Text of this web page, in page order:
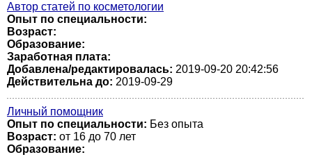
Автор статей по косметологии
Опыт по специальности:
Возраст:
Образование:
Заработная плата:
Добавлена/редактировалась: 2019-09-20 20:42:56
Действительна до: 2019-09-29
Личный помощник
Опыт по специальности: Без опыта
Возраст: от 16 до 70 лет
Образование: